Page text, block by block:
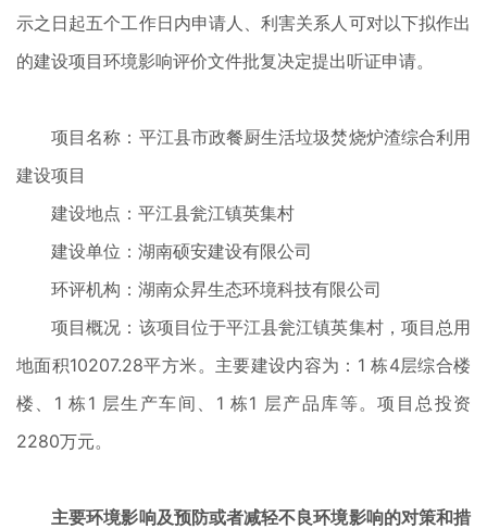
示之日起五个工作日内申请人、利害关系人可对以下拟作出
的建设项目环境影响评价文件批复决定提出听证申请。
项目名称：平江县市政餐厨生活垃圾焚烧炉渣综合利用
建设项目
建设地点：平江县瓮江镇英集村
建设单位：湖南硕安建设有限公司
环评机构：湖南众昇生态环境科技有限公司
项目概况：该项目位于平江县瓮江镇英集村，项目总用
地面积10207.28平方米。主要建设内容为：1 栋4层综合楼
楼、1 栋1 层生产车间、1 栋1 层产品库等。项目总投资
2280万元。
主要环境影响及预防或者减轻不良环境影响的对策和措